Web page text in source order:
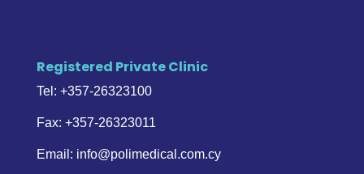
Registered Private Clinic
Tel: +357-26323100
Fax: +357-26323011
Email: info@polimedical.com.cy